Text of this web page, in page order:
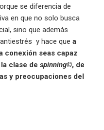
se diferencia de
en que no solo busca
sino que además
y hace que a
conexión seas capaz
clase de spinning©, de
y preocupaciones del